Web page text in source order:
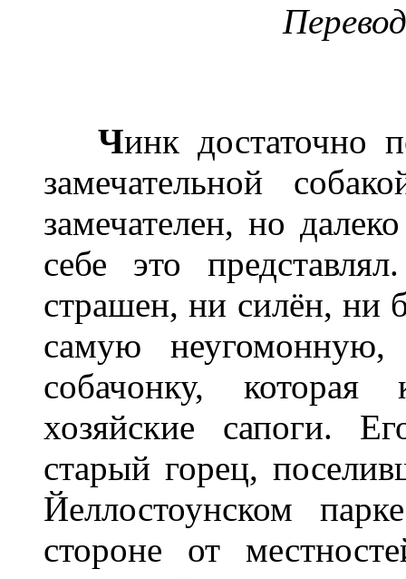
Чинк достаточно
замечательной
замечателен, но
себе это
страшен, ни силён, ни
самую
собачонку,
хозяйские сапоги.
старый горец,
Йеллостоунском
стороне от